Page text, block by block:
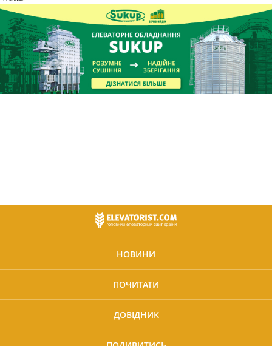
НОВИНИ
ПОЧИТАТИ
ДОВІДНИК